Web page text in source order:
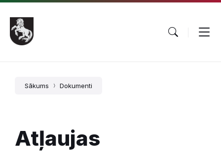
Pāriet
saturu
Skip
main
navigation
Skip
footer
Sākums Dokumenti
Atļaujas